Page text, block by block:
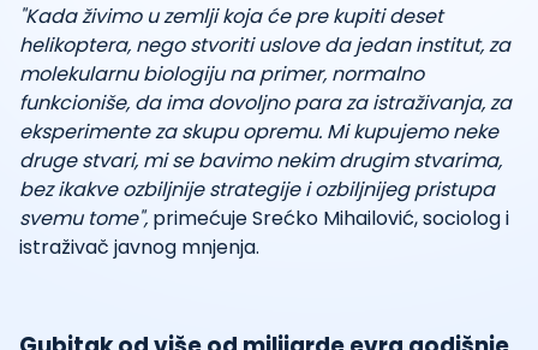
"Kada živimo u zemlji koja će pre kupiti deset
helikoptera, nego stvoriti uslove da jedan institut, za
molekularnu biologiju na primer, normalno
funkcioniše, da ima dovoljno para za istraživanja, za
eksperimente za skupu opremu. Mi kupujemo neke
druge stvari, mi se bavimo nekim drugim stvarima,
bez ikakve ozbiljnije strategije i ozbiljnijeg pristupa
svemu tome", primećuje Srećko Mihailović, sociolog i
istraživač javnog mnjenja.